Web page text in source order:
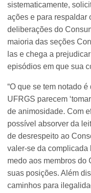
sistematicamente,
ações e para respaldar
deliberações do
maioria das seções
las e chega a
episódios em que sua
“O que se tem notado
UFRGS parecem
de animosidade. Com
possível absorver da
de desrespeito ao
valer-se da
medo aos membros do
suas posições. Além
caminhos para